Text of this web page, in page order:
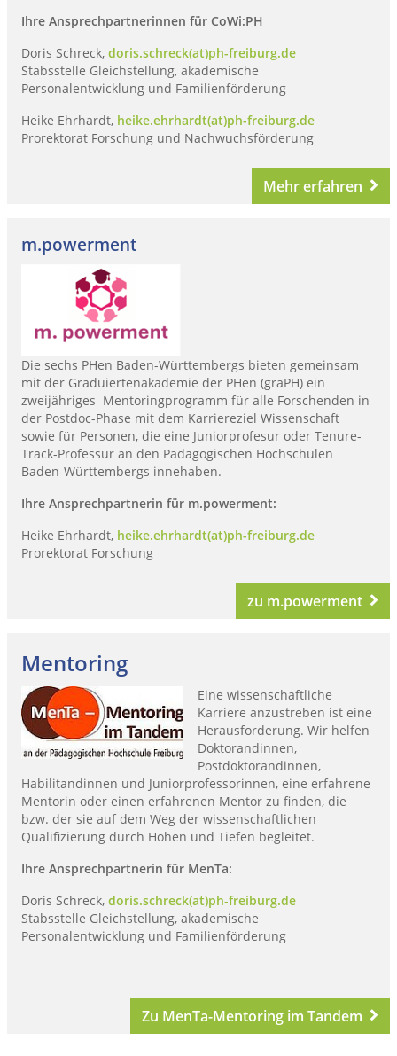
Ihre Ansprechpartnerinnen für CoWi:PH
Doris Schreck, doris.schreck(at)ph-freiburg.de
Stabsstelle Gleichstellung, akademische
Personalentwicklung und Familienförderung
Heike Ehrhardt, heike.ehrhardt(at)ph-freiburg.de
Prorektorat Forschung und Nachwuchsförderung
Mehr erfahren
m.powerment
Die sechs PHen Baden-Württembergs bieten gemeinsam
mit der Graduiertenakademie der PHen (graPH) ein
zweijähriges Mentoringprogramm für alle Forschenden in
der Postdoc-Phase mit dem Karriereziel Wissenschaft
sowie für Personen, die eine Juniorprofesur oder Tenure-
Track-Professur an den Pädagogischen Hochschulen
Baden-Württembergs innehaben.
Ihre Ansprechpartnerin für m.powerment:
Heike Ehrhardt, heike.ehrhardt(at)ph-freiburg.de
Prorektorat Forschung
zu m.powerment
Mentoring
Eine wissenschaftliche
Karriere anzustreben ist eine
Herausforderung. Wir helfen
Doktorandinnen,
Postdoktorandinnen,
Habilitandinnen und Juniorprofessorinnen, eine erfahrene
Mentorin oder einen erfahrenen Mentor zu finden, die
bzw. der sie auf dem Weg der wissenschaftlichen
Qualifizierung durch Höhen und Tiefen begleitet.
Ihre Ansprechpartnerin für MenTa:
Doris Schreck, doris.schreck(at)ph-freiburg.de
Stabsstelle Gleichstellung, akademische
Personalentwicklung und Familienförderung
Zu MenTa-Mentoring im Tandem